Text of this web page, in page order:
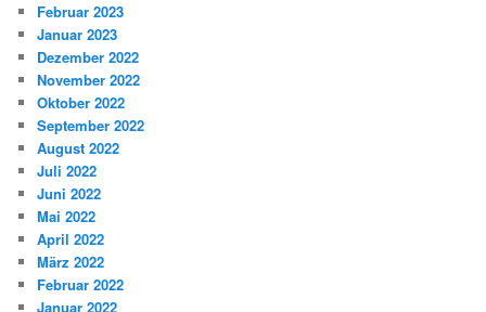
Februar 2023
Januar 2023
Dezember 2022
November 2022
Oktober 2022
September 2022
August 2022
Juli 2022
Juni 2022
Mai 2022
April 2022
März 2022
Februar 2022
Januar 2022